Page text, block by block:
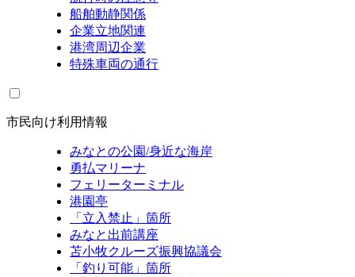
船舶動静関係
企業立地関連
港湾周辺企業
特殊車両の通行
市民向け利用情報
みなとの公園/身近な海岸
勇払マリーナ
フェリーターミナル
港園亭
「立入禁止」箇所
みなと出前講座
苫小牧クルーズ振興協議会
「釣り可能」箇所